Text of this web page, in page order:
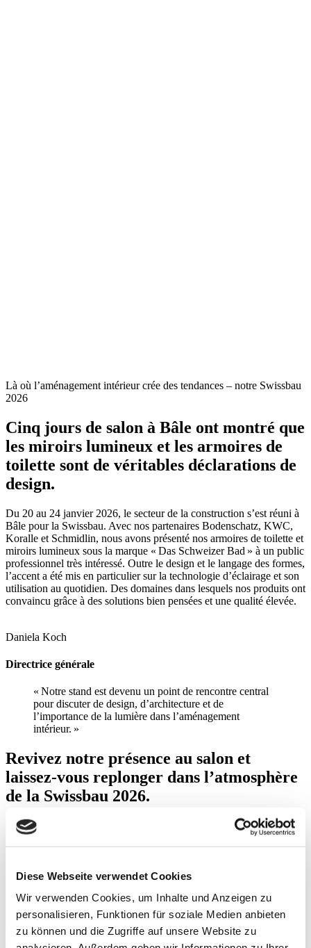
Diese Webseite verwendet Cookies
Wir verwenden Cookies, um Inhalte und Anzeigen zu
personalisieren, Funktionen für soziale Medien anbieten
zu können und die Zugriffe auf unsere Website zu
Là où l’aménagement intérieur crée des tendances – notre Swissbau
2026
Cinq jours de salon à Bâle ont montré que
les miroirs lumineux et les armoires de
toilette sont de véritables déclarations de
design.
Du 20 au 24 janvier 2026, le secteur de la construction s’est réuni à
Bâle pour la Swissbau. Avec nos partenaires Bodenschatz, KWC,
Koralle et Schmidlin, nous avons présenté nos armoires de toilette et
miroirs lumineux sous la marque « Das Schweizer Bad » à un public
professionnel très intéressé. Outre le design et le langage des formes,
l’accent a été mis en particulier sur la technologie d’éclairage et son
utilisation au quotidien. Des domaines dans lesquels nos produits ont
convaincu grâce à des solutions bien pensées et une qualité élevée.
Daniela Koch
Directrice générale
« Notre stand est devenu un point de rencontre central
pour discuter de design, d’architecture et de
l’importance de la lumière dans l’aménagement
intérieur. »
Revivez notre présence au salon et
laissez-vous replonger dans l’atmosphère
de la Swissbau 2026.